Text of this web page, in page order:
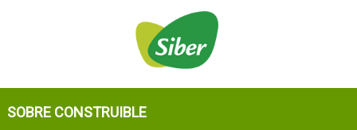
SOBRE CONSTRUIBLE